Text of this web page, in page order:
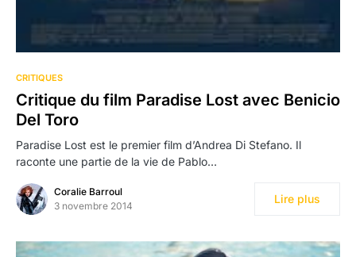
CRITIQUES
Critique du film Paradise Lost avec Benicio
Del Toro
Paradise Lost est le premier film d’Andrea Di Stefano. Il
raconte une partie de la vie de Pablo…
Coralie Barroul
3 novembre 2014
Lire plus